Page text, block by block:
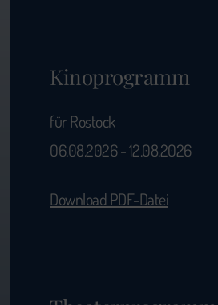
Kinoprogramm
für Rostock
06.08.2026 - 12.08.2026
Download PDF-Datei